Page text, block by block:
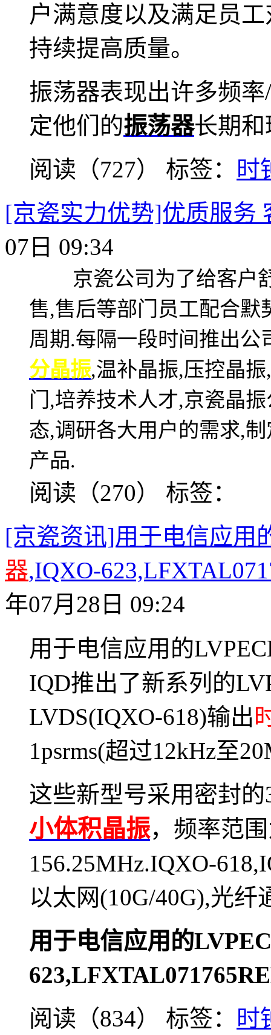
户满意度以及满足员
持续提高质量。
振荡器表现出许多频
定他们的振荡器长期
阅读（727） 标签：
时
[京瓷实力优势]优质服务
07日 09:34
京瓷公司为了给客户舒
售,售后等部门员工配合默
周期.每隔一段时间推出公
分晶振,温补晶振,压控晶
门,培养技术人才,京瓷晶
态,调研各大用户的需求,
产品.
阅读（270） 标签：
[京瓷资讯]用于电信应用
器,IQXO-
年07月28日 09:24
用于电信应用的
IQD推出了新系列的
LVDS(IQXO-618)输出
1psrms(超过12kHz至
这些新型号采用密封的
小体积晶振， 频率范
156.25MHz.IQXO-
以太网(10G/40G),光纤
用于电信应用的
阅读（834） 标签： 时